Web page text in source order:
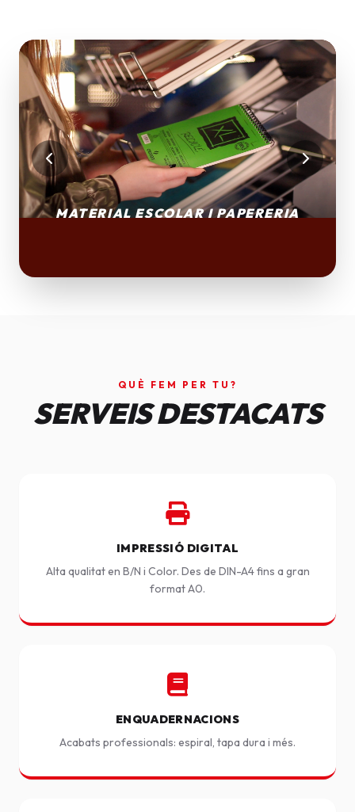
QUÈ FEM PER TU?
SERVEIS DESTACATS
IMPRESSIÓ DIGITAL
Alta qualitat en B/N i Color. Des de DIN-A4 fins a gran
format A0.
ENQUADERNACIONS
Acabats professionals: espiral, tapa dura i més.